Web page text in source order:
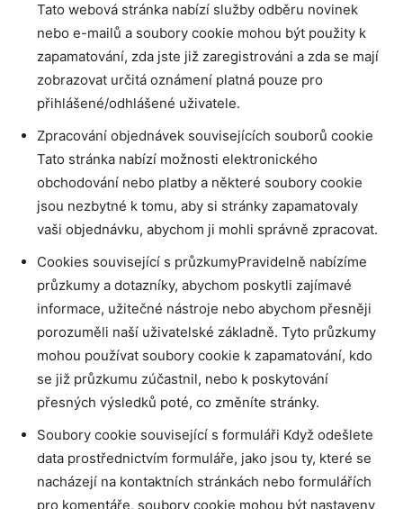
Tato webová stránka nabízí služby odběru novinek
nebo e-mailů a soubory cookie mohou být použity k
zapamatování, zda jste již zaregistrováni a zda se mají
zobrazovat určitá oznámení platná pouze pro
přihlášené/odhlášené uživatele.
Zpracování objednávek souvisejících souborů cookie
Tato stránka nabízí možnosti elektronického
obchodování nebo platby a některé soubory cookie
jsou nezbytné k tomu, aby si stránky zapamatovaly
vaši objednávku, abychom ji mohli správně zpracovat.
Cookies související s průzkumyPravidelně nabízíme
průzkumy a dotazníky, abychom poskytli zajímavé
informace, užitečné nástroje nebo abychom přesněji
porozuměli naší uživatelské základně. Tyto průzkumy
mohou používat soubory cookie k zapamatování, kdo
se již průzkumu zúčastnil, nebo k poskytování
přesných výsledků poté, co změníte stránky.
Soubory cookie související s formuláři Když odešlete
data prostřednictvím formuláře, jako jsou ty, které se
nacházejí na kontaktních stránkách nebo formulářích
pro komentáře, soubory cookie mohou být nastaveny